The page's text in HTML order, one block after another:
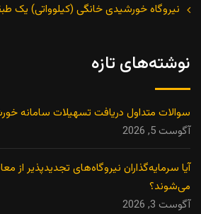
نیروگاه خورشیدی خانگی (کیلوواتی) یک
نوشته‌های تازه
سوالات متداول دریافت تسهیلات سامانه
آگوست 5, 2026
آیا سرمایه‌گذاران نیروگاه‌های تجدیدپذیر از
می‌شوند؟
آگوست 3, 2026